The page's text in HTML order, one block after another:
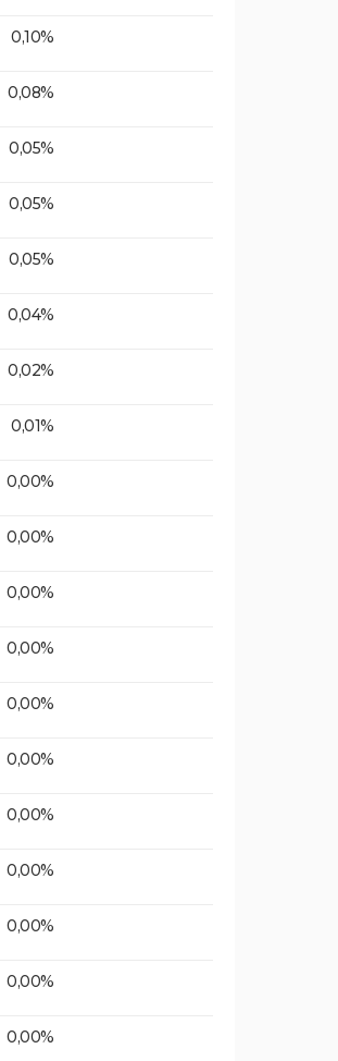
0,10%
0,08%
0,05%
0,05%
0,05%
0,04%
0,02%
0,01%
0,00%
0,00%
0,00%
0,00%
0,00%
0,00%
0,00%
0,00%
0,00%
0,00%
0,00%